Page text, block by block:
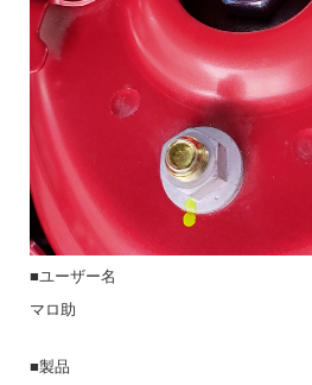
■ユーザー名
マロ助
■製品